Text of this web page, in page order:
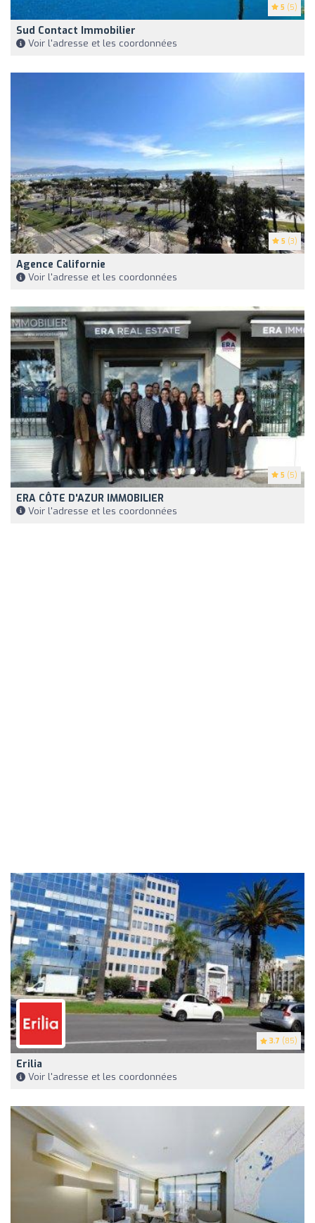
5 (5)
Sud Contact Immobilier
Voir l'adresse et les coordonnées
5 (3)
Agence Californie
Voir l'adresse et les coordonnées
5 (5)
ERA CÔTE D'AZUR IMMOBILIER
Voir l'adresse et les coordonnées
3.7 (85)
Erilia
Voir l'adresse et les coordonnées